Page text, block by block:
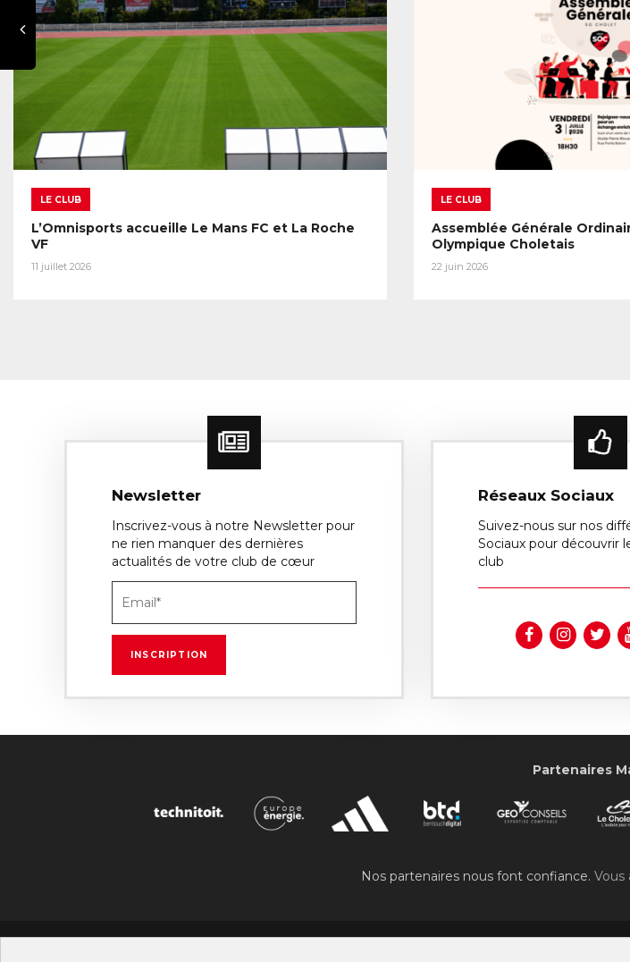
LE CLUB
L’Omnisports accueille Le Mans FC et La Roche
VF
11 juillet 2026
LE CLUB
Assemblée Générale
Olympique Choletais
22 juin 2026
Newsletter
Inscrivez-vous à notre Newsletter pour
ne rien manquer des dernières
actualités de votre club de cœur
Réseaux Sociaux
Suivez-nous sur nos
Sociaux pour découvrir
club
Partenaires
Nos partenaires nous font confiance. Vous